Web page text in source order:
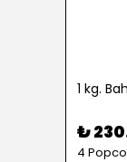
₺
4